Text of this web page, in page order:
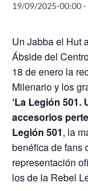
19/09/2025-00:00-
Un Jabba el Hut
Ábside del
18 de enero la
Milenario y los
‘La Legión 501.
accesorios
Legión 501, la
benéfica de fans
representación
los de la Rebel